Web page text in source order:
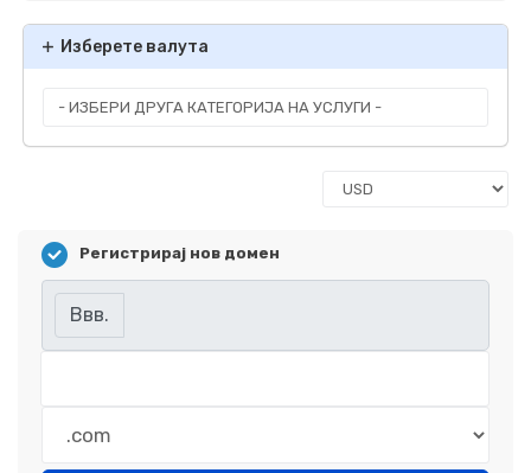
Изберете валута
Регистрирај нов домен
Ввв.